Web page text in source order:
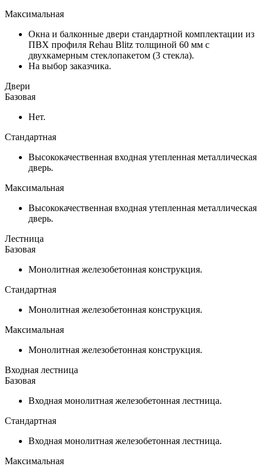
Максимальная
Окна и балконные двери стандартной комплектации из
ПВХ профиля Rehau Blitz толщиной 60 мм с
двухкамерным стеклопакетом (3 стекла).
На выбор заказчика.
Двери
Базовая
Нет.
Стандартная
Высококачественная входная утепленная металлическая
дверь.
Максимальная
Высококачественная входная утепленная металлическая
дверь.
Лестница
Базовая
Монолитная железобетонная конструкция.
Стандартная
Монолитная железобетонная конструкция.
Максимальная
Монолитная железобетонная конструкция.
Входная лестница
Базовая
Входная монолитная железобетонная лестница.
Стандартная
Входная монолитная железобетонная лестница.
Максимальная